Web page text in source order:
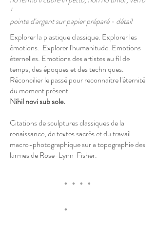
!
pointe d'argent sur papier préparé - détail
Explorer la plastique classique. Explorer les
émotions. Explorer l'humanitude. Emotions
éternelles. Emotions des artistes au fil de
temps, des époques et des techniques.
Réconcilier le passé pour reconnaître l'éternité
du moment présent.
Nihil novi sub sole.
Citations de sculptures classiques de la
renaissance, de textes sacrés et du travail
macro-photographique sur a topographie des
larmes de Rose-Lynn Fisher.
. . . .
.